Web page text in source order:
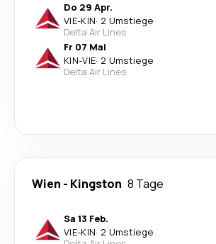
Do 29 Apr.
VIE-KIN· 2 Umstiege
Delta Air Lines
Fr 07 Mai
KIN-VIE· 2 Umstiege
Delta Air Lines
Wien - Kingston 8 Tage
Sa 13 Feb.
VIE-KIN· 2 Umstiege